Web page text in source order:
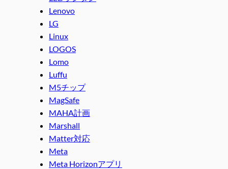
Lenovo
LG
Linux
LOGOS
Lomo
Luffu
M5チップ
MagSafe
MAHA計画
Marshall
Matter対応
Meta
Meta Horizonアプリ